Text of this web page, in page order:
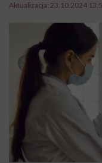
Aktualizacja: 23.10.2024